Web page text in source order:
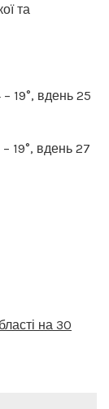
та
19°, вдень 25
19°, вдень 27
на 30